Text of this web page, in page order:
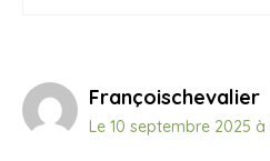
Françoischevalier
Le 10 septembre 2025 à